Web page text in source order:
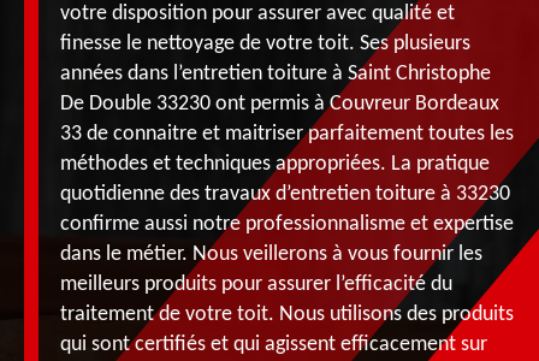
votre disposition pour assurer avec qualité et
finesse le nettoyage de votre toit. Ses plusieurs
années dans l’entretien toiture à Saint Christophe
De Double 33230 ont permis à Couvreur Bordeaux
33 de connaitre et maitriser parfaitement toutes les
méthodes et techniques appropriées. La pratique
quotidienne des travaux d’entretien toiture à 33230
confirme aussi notre professionnalisme et expertise
dans le métier. Nous veillerons à vous fournir les
meilleurs produits pour assurer l’efficacité du
traitement de votre toit. Nous utilisons des produits
qui sont certifiés et qui agissent efficacement sur